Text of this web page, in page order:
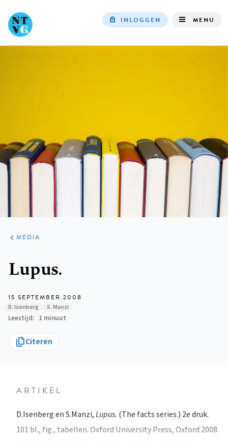
INLOGGEN MENU
ARTIKELEN
VARIA
MEDIA
Lupus.
15 SEPTEMBER 2008
D. Isenberg S. Manzi
Leestijd 1 minuut
Citeren
ARTIKEL
D.Isenberg en S.Manzi,Lupus. (The facts series.) 2e druk.
101 bl., fig., tabellen. Oxford University Press, Oxford 2008.